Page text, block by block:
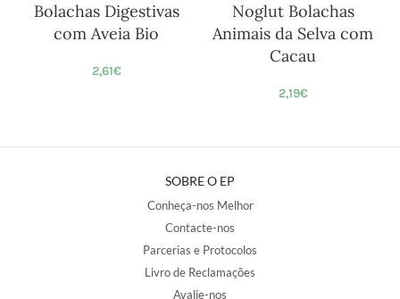
Bolachas Digestivas
com Aveia Bio
2,61€
Noglut Bolachas
Animais da Selva com
Cacau
2,19€
SOBRE O EP
Conheça-nos Melhor
Contacte-nos
Parcerias e Protocolos
Livro de Reclamações
Avalie-nos